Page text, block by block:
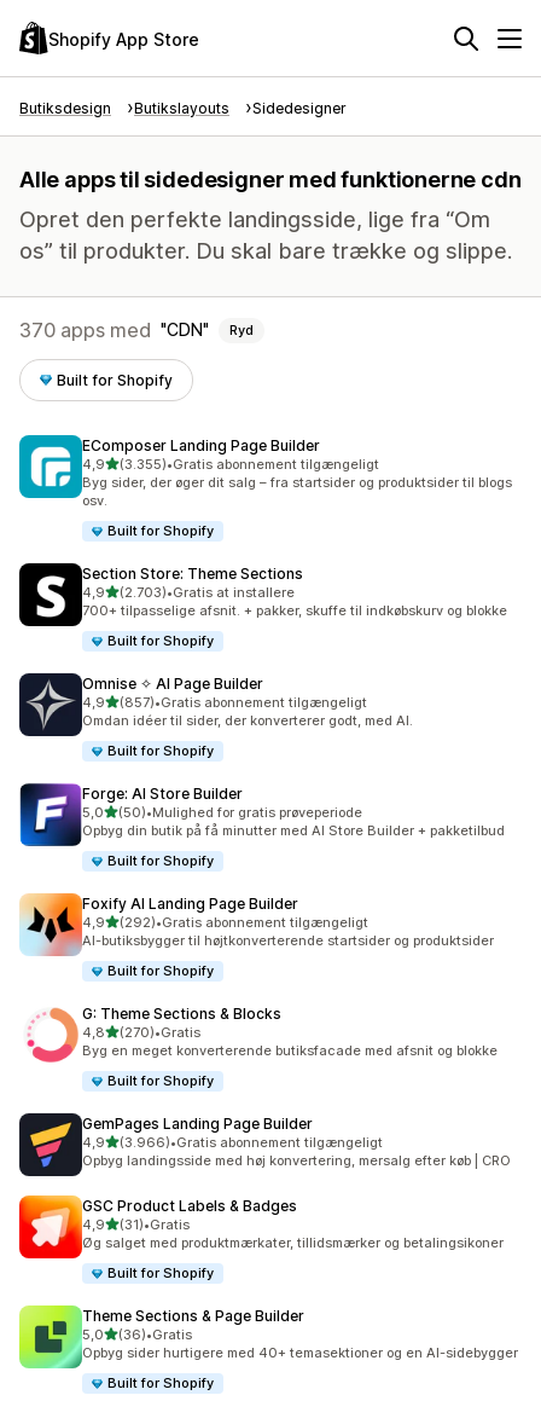
Shopify App Store
Butiksdesign Butikslayouts Sidedesigner
Alle apps til sidedesigner med funktionerne cdn
Opret den perfekte landingsside, lige fra “Om
os” til produkter. Du skal bare trække og slippe.
370 apps med CDN Ryd
Built for Shopify
EComposer Landing Page Builder
4,9ud af 5 stjerner
(3.355)
3355 anmeldelser i alt
•Gratis abonnement tilgængeligt
Byg sider, der øger dit salg – fra startsider og produktsider til blogs
osv.
Built for Shopify
Section Store: Theme Sections
4,9ud af 5 stjerner
(2.703)
2703 anmeldelser i alt
•Gratis at installere
700+ tilpasselige afsnit. + pakker, skuffe til indkøbskurv og blokke
Built for Shopify
Omnise ✧ AI Page Builder
4,9ud af 5 stjerner
(857)
857 anmeldelser i alt
•Gratis abonnement tilgængeligt
Omdan idéer til sider, der konverterer godt, med AI.
Built for Shopify
Forge: AI Store Builder
5,0ud af 5 stjerner
(50)
50 anmeldelser i alt
•Mulighed for gratis prøveperiode
Opbyg din butik på få minutter med AI Store Builder + pakketilbud
Built for Shopify
Foxify AI Landing Page Builder
4,9ud af 5 stjerner
(292)
292 anmeldelser i alt
•Gratis abonnement tilgængeligt
AI-butiksbygger til højtkonverterende startsider og produktsider
Built for Shopify
G: Theme Sections & Blocks
4,8ud af 5 stjerner
(270)
270 anmeldelser i alt
•Gratis
Byg en meget konverterende butiksfacade med afsnit og blokke
Built for Shopify
GemPages Landing Page Builder
4,9ud af 5 stjerner
(3.966)
3966 anmeldelser i alt
•Gratis abonnement tilgængeligt
Opbyg landingsside med høj konvertering, mersalg efter køb | CRO
GSC Product Labels & Badges
4,9ud af 5 stjerner
(31)
31 anmeldelser i alt
•Gratis
Øg salget med produktmærkater, tillidsmærker og betalingsikoner
Built for Shopify
Theme Sections & Page Builder
5,0ud af 5 stjerner
(36)
36 anmeldelser i alt
•Gratis
Opbyg sider hurtigere med 40+ temasektioner og en AI-sidebygger
Built for Shopify